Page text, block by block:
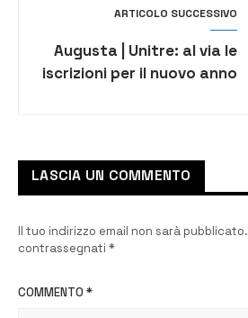
ARTICOLO SUCCESSIVO
Augusta | Unitre: al via le
iscrizioni per il nuovo anno
LASCIA UN COMMENTO
Il tuo indirizzo email non sarà pubblicato.
contrassegnati *
COMMENTO *